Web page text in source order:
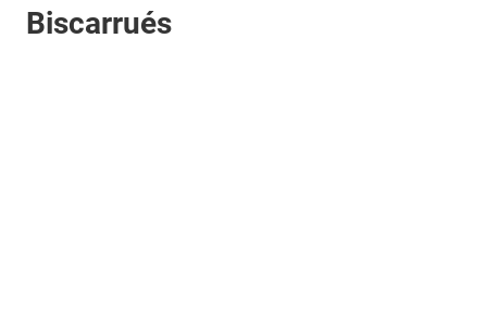
Biscarrués